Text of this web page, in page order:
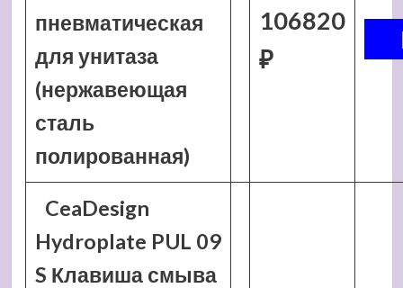
пневматическая
для унитаза
(нержавеющая
сталь
полированная)
106820
₽
CeaDesign
Hydroplate PUL 09
S Клавиша смыва